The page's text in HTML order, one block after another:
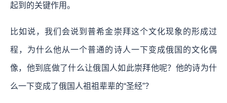
起到的关键作用。
比如说，我们会说到普希金崇拜这个文化现象的形成过
程，为什么他从一个普通的诗人一下变成俄国的文化偶
像，他到底做了什么让俄国人如此崇拜他呢？他的诗为什
么一下变成了俄国人祖祖辈辈的“圣经”？